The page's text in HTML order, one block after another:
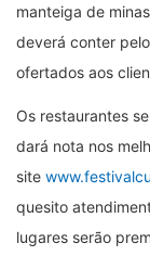
manteiga de
deverá conter
ofertados aos
Os restaurantes
dará nota nos
site
quesito
lugares serão